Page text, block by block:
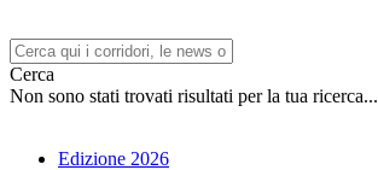
Cerca
Non sono stati trovati risultati per la tua ricerca...
Edizione 2026